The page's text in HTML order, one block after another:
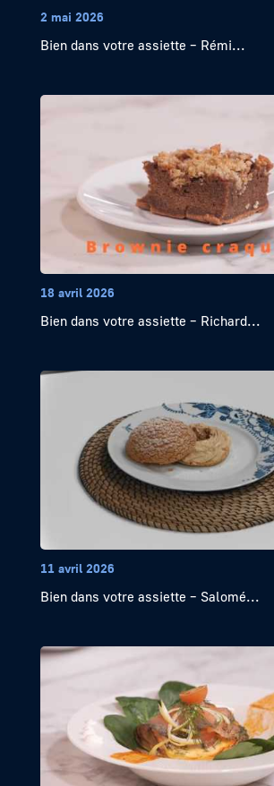
2 mai 2026
Bien dans votre assiette – Rémi...
18 avril 2026
Bien dans votre assiette – Richard...
11 avril 2026
Bien dans votre assiette – Salomé...